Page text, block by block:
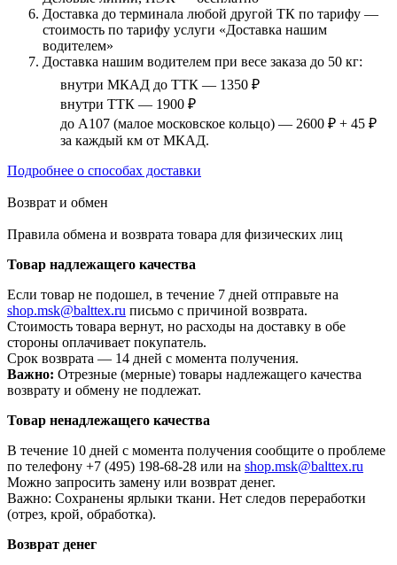
Доставка до терминала любой другой ТК по тарифу —
стоимость по тарифу услуги «Доставка нашим
водителем»
Доставка нашим водителем при весе заказа до 50 кг:
внутри МКАД до ТТК — 1350 ₽
внутри ТТК — 1900 ₽
до А107 (малое московское кольцо) — 2600 ₽ + 45 ₽
за каждый км от МКАД.
Подробнее о способах доставки
Возврат и обмен
Правила обмена и возврата товара для физических лиц
Товар надлежащего качества
Если товар не подошел, в течение 7 дней отправьте на
shop.msk@balttex.ru письмо с причиной возврата.
Стоимость товара вернут, но расходы на доставку в обе
стороны оплачивает покупатель.
Срок возврата — 14 дней с момента получения.
Важно: Отрезные (мерные) товары надлежащего качества
возврату и обмену не подлежат.
Товар ненадлежащего качества
В течение 10 дней с момента получения сообщите о проблеме
по телефону +7 (495) 198-68-28 или на shop.msk@balttex.ru
Можно запросить замену или возврат денег.
Важно: Сохранены ярлыки ткани. Нет следов переработки
(отрез, крой, обработка).
Возврат денег